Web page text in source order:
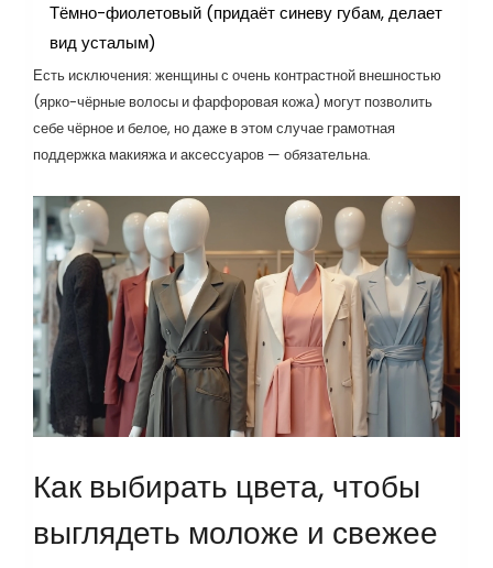
Тёмно-фиолетовый (придаёт синеву губам, делает
вид усталым)
Есть исключения: женщины с очень контрастной внешностью
(ярко-чёрные волосы и фарфоровая кожа) могут позволить
себе чёрное и белое, но даже в этом случае грамотная
поддержка макияжа и аксессуаров — обязательна.
Как выбирать цвета, чтобы
выглядеть моложе и свежее